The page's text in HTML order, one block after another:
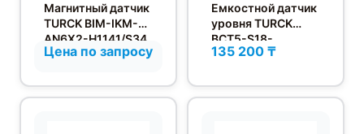
Магнитный датчик
TURCK BIM-IKM-
AN6X2-H1141/S34
Цена по запросу
Емкостной датчик
уровня TURCK
BCT5-S18-
UP6X2T-H1151
135 200 ₸